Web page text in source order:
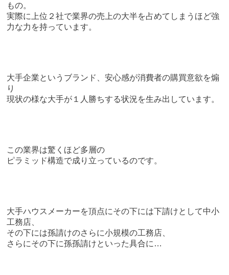
もの。
実際に上位２社で業界の売上の大半を占めてしまうほど強
力な力を持っています。
大手企業というブランド、安心感が消費者の購買意欲を煽
り
現状の様な大手が１人勝ちする状況を生み出しています。
この業界は驚くほど多層の
ピラミッド構造で成り立っているのです。
大手ハウスメーカーを頂点にその下には下請けとして中小
工務店、
その下には孫請けのさらに小規模の工務店、
さらにその下に孫孫請けといった具合に…